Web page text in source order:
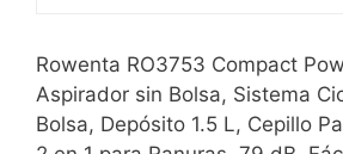
Rowenta RO3753 Compact
Aspirador sin Bolsa, Sistema
Bolsa, Depósito 1.5 L, Cepillo